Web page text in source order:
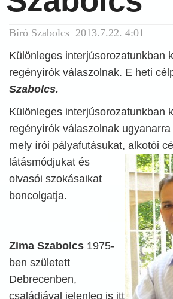
Bíró Szabolcs 2013.7.22. 4:01
Különleges interjúsorozatunkban
regényírók válaszolnak. E heti
Szabolcs.
Különleges interjúsorozatunkban
regényírók válaszolnak
mely írói pályafutásukat, alkotói
látásmódjukat és
olvasói szokásaikat
boncolgatja.
Zima Szabolcs 1975-
ben született
Debrecenben,
családjával jelenleg is itt